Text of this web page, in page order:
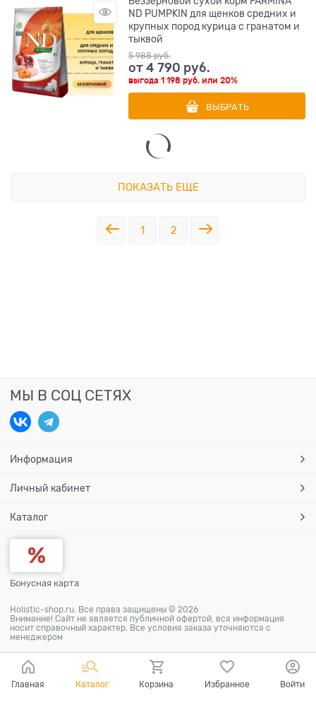
ND PUMPKIN для щенков средних и
крупных пород курица с гранатом и
тыквой
5 988 руб.
от4 790 руб.
выгода1 198 руб. или20%
ВЫБРАТЬ
ПОКАЗАТЬ ЕЩЕ
1 2
МЫ В СОЦ СЕТЯХ
Информация
Личный кабинет
Каталог
Бонусная карта
Holistic-shop.ru. Все права защищены © 2026
Внимание! Сайт не является публичной офертой, вся информация
носит справочный характер. Все условия заказа уточняются с
менеджером
Главная Каталог Корзина Избранное Войти